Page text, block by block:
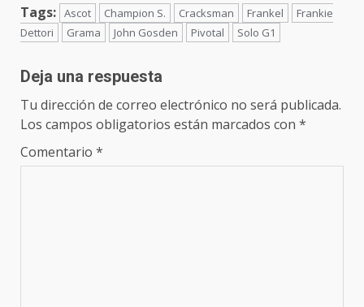
Tags: Ascot Champion S. Cracksman Frankel
Frankie
Dettori
Grama John Gosden Pivotal Solo G1
Deja una respuesta
Tu dirección de correo electrónico no será publicada.
Los campos obligatorios están marcados con *
Comentario *